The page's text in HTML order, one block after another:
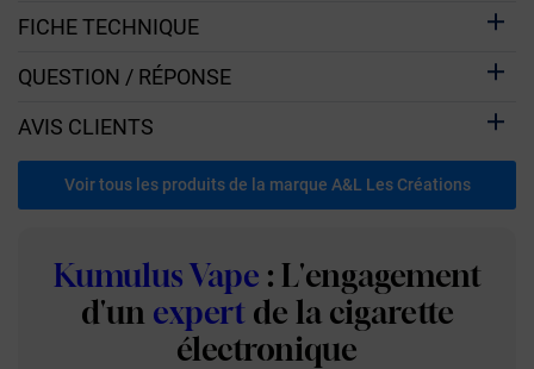
FICHE TECHNIQUE
QUESTION / RÉPONSE
AVIS CLIENTS
Voir tous les produits de la marque A&L Les Créations
Kumulus Vape : L'engagement
d'un expert de la cigarette
électronique